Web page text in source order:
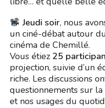
Jeudi soir, nous
un ciné-débat autour
cinéma de Chemillé.
Vous étiez 25
projection, suivie d’un
riche. Les discussions
questionnements sur
et nos usages du